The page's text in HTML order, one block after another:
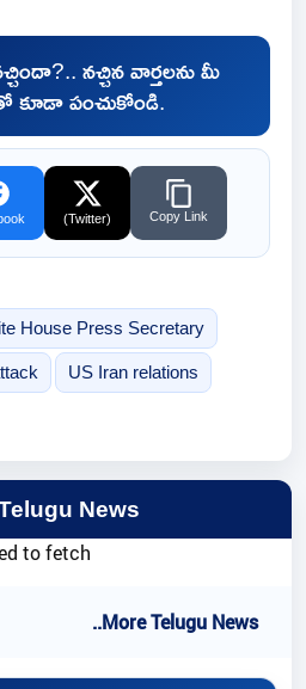
నచ్చిన వార్తలను మీ
కూడా పంచుకోండి.
(Twitter) Copy Link
House Press Secretary
US Iran relations
News
to fetch
..More Telugu News